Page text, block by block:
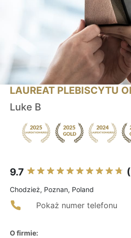
LAUREAT PLEBISCYTU
Luke B
9.7
Chodzież, Poznan, Poland
Pokaż numer telefonu
O firmie: